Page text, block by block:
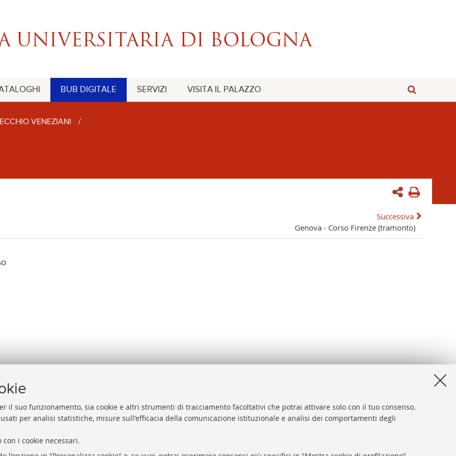
il suo funzionamento, sia cookie e altri strumenti di tracciamento facoltativi che potrai attivare solo con il tuo consenso.
per analisi statistiche, misure sull'efficacia della comunicazione istituzionale e analisi dei comportamenti degli
i cookie necessari.
BUB DIGITALE SERVIZI VISITA IL PALAZZO
VENEZIANI /
Successiva
Genova - Corso Firenze (tramonto)